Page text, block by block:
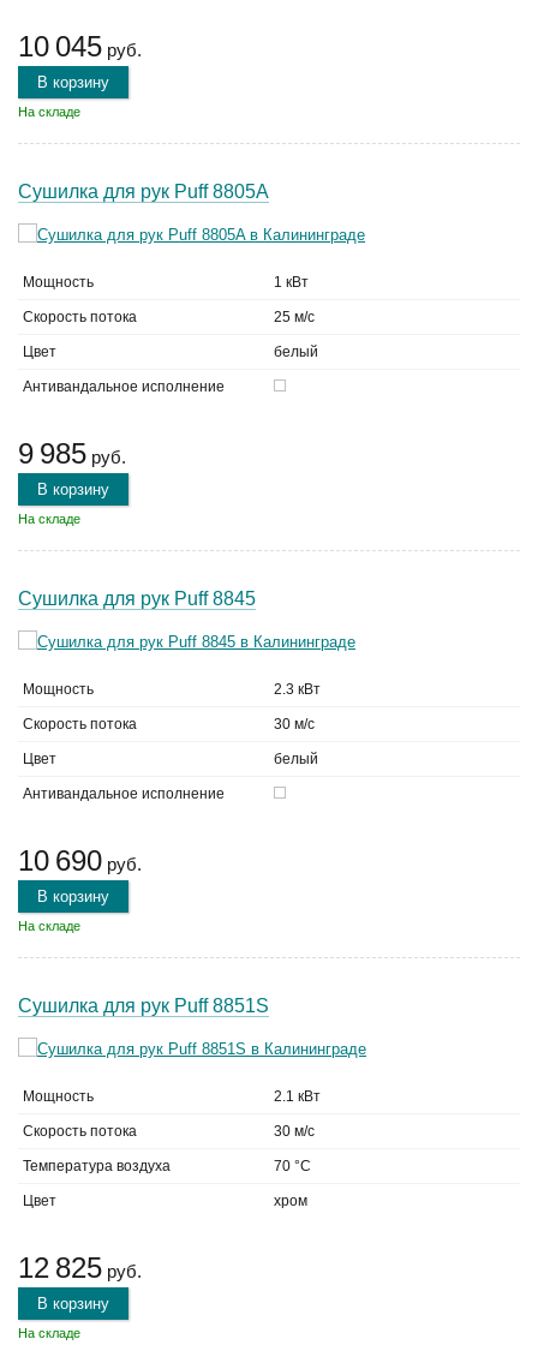
10 045 руб.
В корзину
На складе
Сушилка для рук Puff 8805A
Мощность 1 кВт
Скорость потока 25 м/с
Цвет белый
Антивандальное исполнение
9 985 руб.
В корзину
На складе
Сушилка для рук Puff 8845
Мощность 2.3 кВт
Скорость потока 30 м/с
Цвет белый
Антивандальное исполнение
10 690 руб.
В корзину
На складе
Сушилка для рук Puff 8851S
Мощность 2.1 кВт
Скорость потока 30 м/с
Температура воздуха 70 °C
Цвет хром
12 825 руб.
В корзину
На складе